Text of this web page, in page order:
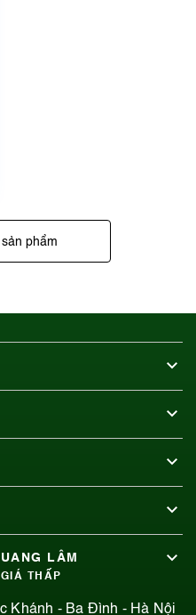
phẩm
LÂM
THẤP
Khánh - Ba Đình - Hà Nội